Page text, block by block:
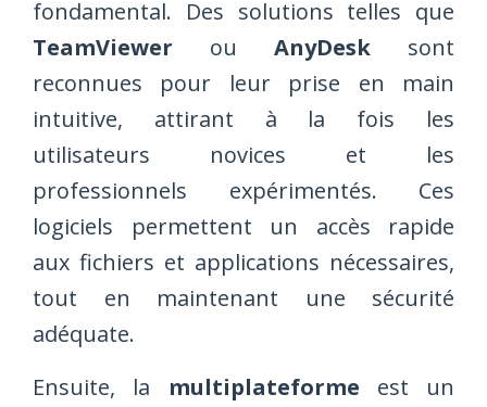
fondamental. Des solutions telles que
TeamViewer ou AnyDesk sont
reconnues pour leur prise en main
intuitive, attirant à la fois les
utilisateurs novices et les
professionnels expérimentés. Ces
logiciels permettent un accès rapide
aux fichiers et applications nécessaires,
tout en maintenant une sécurité
adéquate.
Ensuite, la multiplateforme est un